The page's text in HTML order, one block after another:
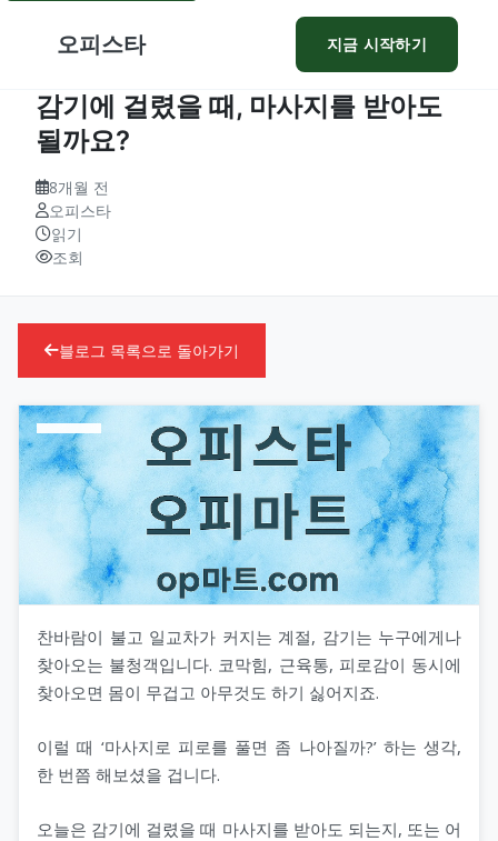
오피스타 지금 시작하기
감기에 걸렸을 때, 마사지를 받아도
될까요?
8개월 전
오피스타
읽기
조회
블로그 목록으로 돌아가기
찬바람이 불고 일교차가 커지는 계절, 감기는 누구에게나
찾아오는 불청객입니다. 코막힘, 근육통, 피로감이 동시에
찾아오면 몸이 무겁고 아무것도 하기 싫어지죠.
이럴 때 ‘마사지로 피로를 풀면 좀 나아질까?’ 하는 생각,
한 번쯤 해보셨을 겁니다.
오늘은 감기에 걸렸을 때 마사지를 받아도 되는지, 또는 어